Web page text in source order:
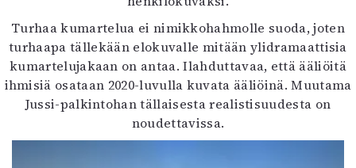
Turhaa kumartelua ei nimikkohahmolle suoda, joten
turhaapa tällekään elokuvalle mitään ylidramaattisia
kumartelujakaan on antaa. Ilahduttavaa, että ääliöitä
ihmisiä osataan 2020-luvulla kuvata ääliöinä. Muutama
Jussi-palkintohan tällaisesta realistisuudesta on
noudettavissa.